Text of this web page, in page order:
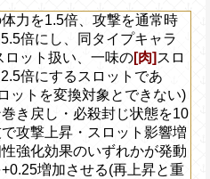
倍にし、1
ンキー、ブ
2人以上い
は1人とカ
攻撃力上
無視して1
昇させる
力を1.5倍、攻撃を通常時
倍にし、同タイプキャラ
ロット扱い、一味の[肉] スロ
倍にするスロットであ
ットを変換対象とできない)
き戻し・必殺封じ状態を10
攻撃上昇・スロット影響増
強化効果のいずれかが発動
増加させる(再上昇と重